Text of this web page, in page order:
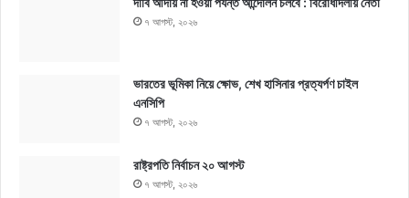
৭ আগস্ট, ২০২৬
ভারতের ভূমিকা নিয়ে ক্ষোভ, শেখ হাসিনার প্রত্যর্পণ চাইল
এনসিপি
৭ আগস্ট, ২০২৬
রাষ্ট্রপতি নির্বাচন ২০ আগস্ট
৭ আগস্ট, ২০২৬